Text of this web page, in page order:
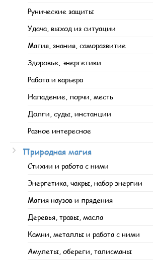
Рунические защиты
Удача, выход из ситуации
Магия, знания, саморазвитие
Здоровье, энергетики
Работа и карьера
Нападение, порчи, месть
Долги, суды, инстанции
Разное интересное
Природная магия
Стихии и работа с ними
Энергетика, чакры, набор энергии
Магия наузов и прядения
Деревья, травы, масла
Камни, металлы и работа с ними
Амулеты, обереги, талисманы